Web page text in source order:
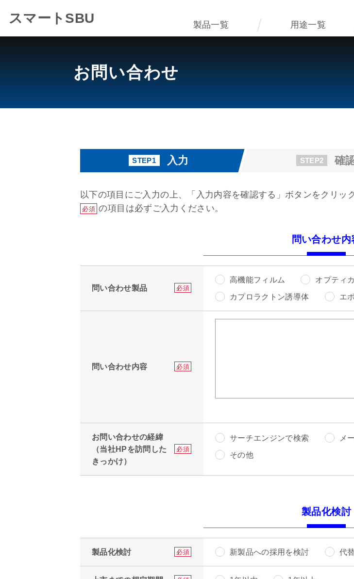
スマートSBU 製品一覧 用途一覧
お問い合わせ
STEP1 入力 STEP2 確
以下の項目にご入力の上、「入力内容を確認する」ボタンをクリッ
必須 の項目は必ずご入力ください。
問い合わせ内
問い合わせ製品 必須
高機能フィルム オプティ
カプロラクトン誘導体 エ
問い合わせ内容 必須
お問い合わせの経緯
（当社HPを訪問した
きっかけ）
必須
サーチエンジンで検索 メ
その他
製品化検討
製品化検討 必須 新製品への採用を検討 代